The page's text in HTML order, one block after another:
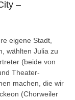
–
eigene Stadt,
wählten Julia zu
(beide von
Theater-
machen, die wir
(Chorweiler